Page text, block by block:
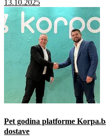
13.10.2025
Pet godina platforme
dostave